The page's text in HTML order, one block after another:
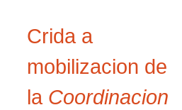
Crida a
mobilizacion de
la Coordinacion